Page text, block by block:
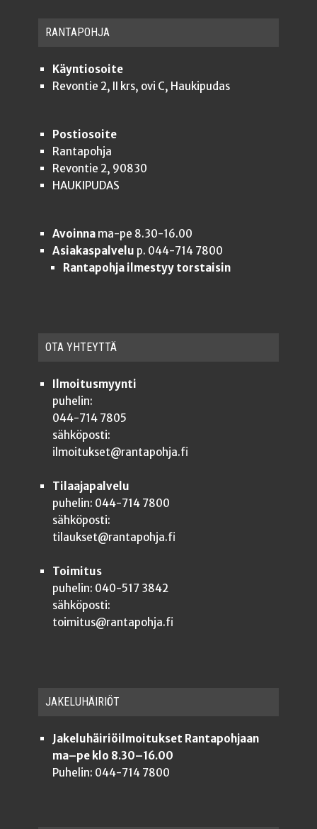
RAN­TA­POH­JA
Käyntiosoite
Revontie 2, II krs, ovi C, Haukipudas
Postiosoite
Rantapohja
Revontie 2, 90830
HAUKIPUDAS
Avoinnama-pe 8.30-16.00
Asiakaspalvelu p. 044-714 7800
Rantapohja ilmestyy torstaisin
OTA YHTEYT­TÄ
Ilmoitusmyynti
puhelin:
044-714 7805
sähköposti:
ilmoitukset@rantapohja.fi
Tilaajapalvelu
puhelin: 044-714 7800
sähköposti:
tilaukset@rantapohja.fi
Toimitus
puhelin: 040-517 3842
sähköposti:
toimitus@rantapohja.fi
JAKE­LU­HÄI­RIÖT
Jakeluhäiriöilmoitukset Rantapohjaan
ma–pe klo 8.30–16.00
Puhelin: 044-714 7800